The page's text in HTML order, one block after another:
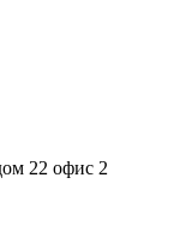
22 офис 2